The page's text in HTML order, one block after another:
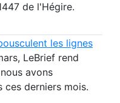
de l'Hégire.
les lignes
LeBrief rend
avons
ces derniers mois.